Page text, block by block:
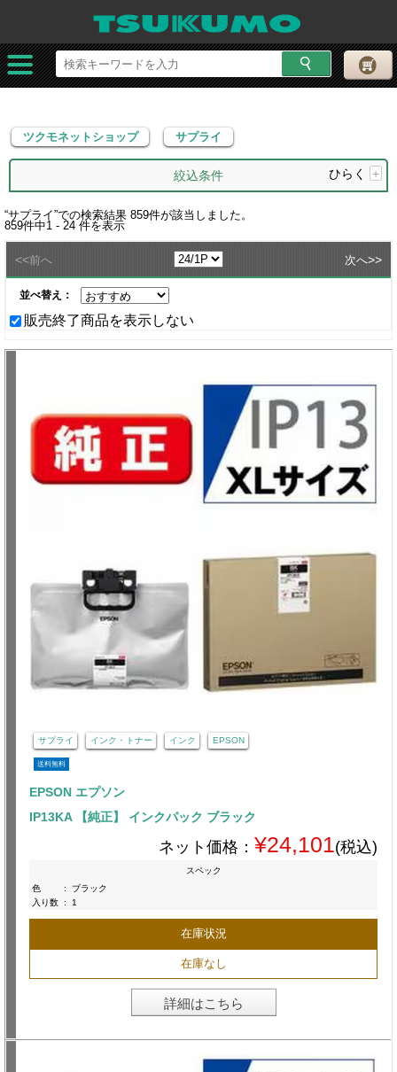
ツクモネットショップ サプライ
ツクモネットショップ サプライ
絞込条件 ひらく +
“サプライ”での検索結果 859件が該当しました。
859件中1 - 24 件を表示
<<前へ 次へ>>
並べ替え：
販売終了商品を表示しない
サプライ インク・トナー インク EPSON
送料無料
EPSON エプソン
IP13KA 【純正】 インクパック ブラック
ネット価格： ¥24,101(税込)
スペック
色
:
ブラック
入り数 : 1
在庫状況
在庫なし
詳細はこちら